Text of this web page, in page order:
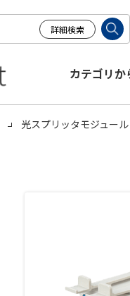
カテゴリか
光スプリッタモジュー